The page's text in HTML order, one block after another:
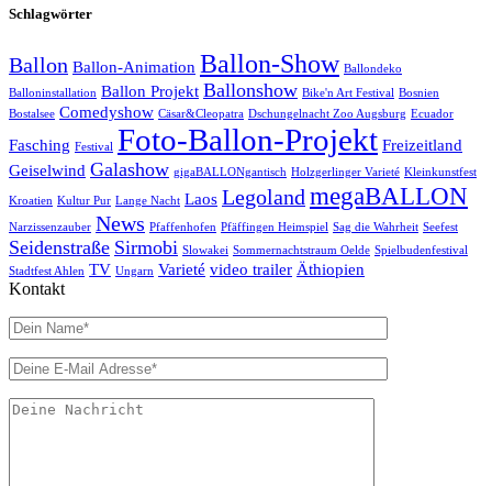
Schlagwörter
Ballon Ballon-Animation Ballon-Show Ballondeko
Balloninstallation Ballon Projekt Ballonshow Bike'n Art Festival Bosnien
Bostalsee Comedyshow Cäsar&Cleopatra Dschungelnacht Zoo Augsburg Ecuador
Fasching Festival Foto-Ballon-Projekt Freizeitland
Geiselwind Galashow gigaBALLONgantisch Holzgerlinger Varieté Kleinkunstfest
Kroatien Kultur Pur Lange Nacht Laos Legoland megaBALLON
Narzissenzauber News Pfaffenhofen Pfäffingen Heimspiel Sag die Wahrheit Seefest
Seidenstraße Sirmobi Slowakei Sommernachtstraum Oelde Spielbudenfestival
Stadtfest Ahlen TV Ungarn Varieté video trailer Äthiopien
Kontakt